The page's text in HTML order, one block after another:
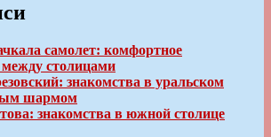
самолет: комфортное
столицами
знакомства в уральском
шармом
знакомства в южной столице